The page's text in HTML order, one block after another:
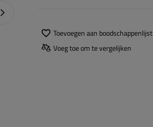
Naprawa produktu
Toevoegen aan boodschappenlijst
Voeg toe om te vergelijken